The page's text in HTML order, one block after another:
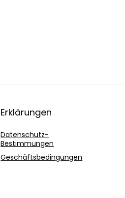
Erklärungen
Datenschutz-
Bestimmungen
Geschäftsbedingungen